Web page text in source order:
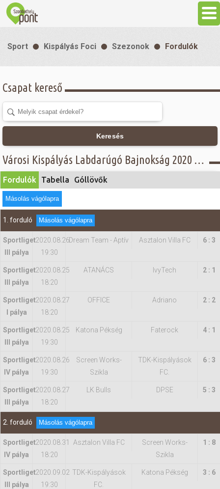
Látnivalók
Gasztronómia
Szállás
Sport
Szabadidő
Hasznos
Sport Kispályás Foci Szezonok Fordulók
Csapat kereső
Keresés
Városi Kispályás Labdarúgó Bajnokság 2020 - Fordulók - C. csoport
Fordulók Tabella Góllövők
Másolás vágólapra
1. forduló Másolás vágólapra
Sportliget
III pálya
2020.08.26
19:30
Dream Team - Aptív Asztalon Villa FC 6 : 3
Sportliget
III pálya
2020.08.25
18:20
ATANÁCS IvyTech 2 : 1
Sportliget
I pálya
2020.08.27
18:20
OFFICE Adriano 2 : 2
Sportliget
III pálya
2020.08.25
19:30
Katona Pékség Faterock 4 : 1
Sportliget
IV pálya
2020.08.26
19:30
Screen Works-
Szikla
TDK-Kispályások
FC.
6 : 3
Sportliget
III pálya
2020.08.27
18:20
LK Bulls DPSE 5 : 3
2. forduló Másolás vágólapra
Sportliget
IV pálya
2020.08.31
18:20
Asztalon Villa FC
Screen Works-
Szikla
1 : 8
Sportliget
III pálya
2020.09.02
19:30
TDK-Kispályások
FC.
Katona Pékség 3 : 6